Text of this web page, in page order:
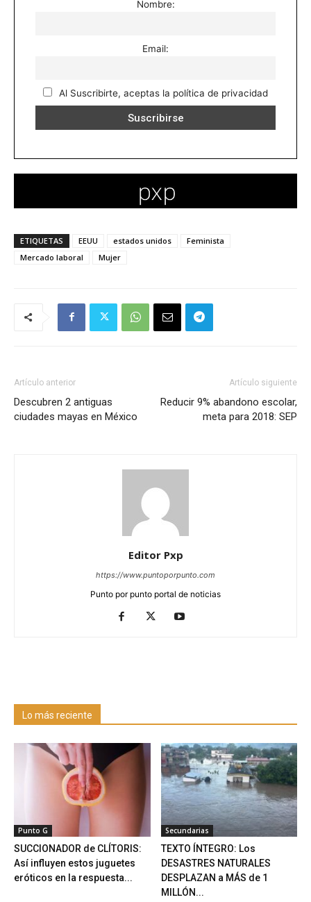
Nombre:
Email:
Al Suscribirte, aceptas la política de privacidad
ETIQUETAS EEUU estados unidos
Feminista
Mercado laboral
Mujer
Artículo anterior
Descubren 2 antiguas
ciudades mayas en México
Artículo siguiente
Reducir 9% abandono escolar,
meta para 2018: SEP
Editor Pxp
https://www.puntoporpunto.com
Punto por punto portal de noticias
Lo más reciente
Punto G
SUCCIONADOR de CLÍTORIS:
Así influyen estos juguetes
eróticos en la respuesta...
Secundarias
TEXTO ÍNTEGRO: Los
DESASTRES NATURALES
DESPLAZAN a MÁS de 1
MILLÓN...